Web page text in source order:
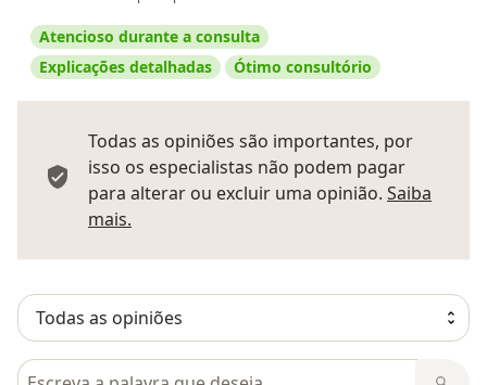
Atencioso durante a consulta
Explicações detalhadas
Ótimo consultório
Todas as opiniões são importantes, por
isso os especialistas não podem pagar
para alterar ou excluir uma opinião. Saiba
mais.
Pesquisar em opiniões